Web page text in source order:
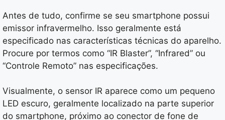
Antes de tudo, confirme se seu smartphone possui
emissor infravermelho. Isso geralmente está
especificado nas características técnicas do aparelho.
Procure por termos como “IR Blaster”, “Infrared” ou
“Controle Remoto” nas especificações.
Visualmente, o sensor IR aparece como um pequeno
LED escuro, geralmente localizado na parte superior
do smartphone, próximo ao conector de fone de